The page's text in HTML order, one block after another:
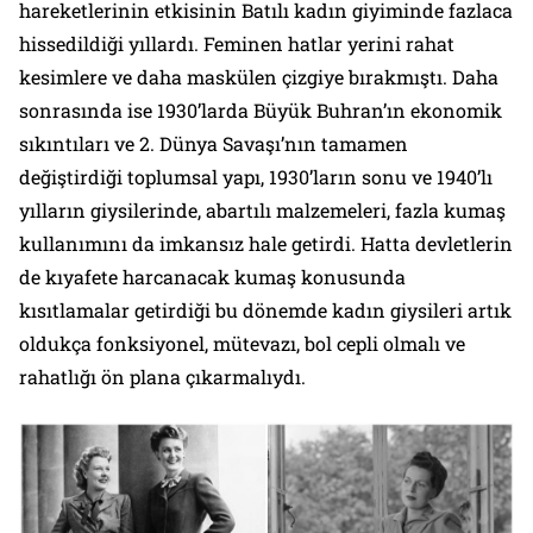
hareketlerinin etkisinin Batılı kadın giyiminde fazlaca
hissedildiği yıllardı. Feminen hatlar yerini rahat
kesimlere ve daha maskülen çizgiye bırakmıştı. Daha
sonrasında ise 1930’larda Büyük Buhran’ın ekonomik
sıkıntıları ve 2. Dünya Savaşı’nın tamamen
değiştirdiği toplumsal yapı, 1930’ların sonu ve 1940’lı
yılların giysilerinde, abartılı malzemeleri, fazla kumaş
kullanımını da imkansız hale getirdi. Hatta devletlerin
de kıyafete harcanacak kumaş konusunda
kısıtlamalar getirdiği bu dönemde kadın giysileri artık
oldukça fonksiyonel, mütevazı, bol cepli olmalı ve
rahatlığı ön plana çıkarmalıydı.